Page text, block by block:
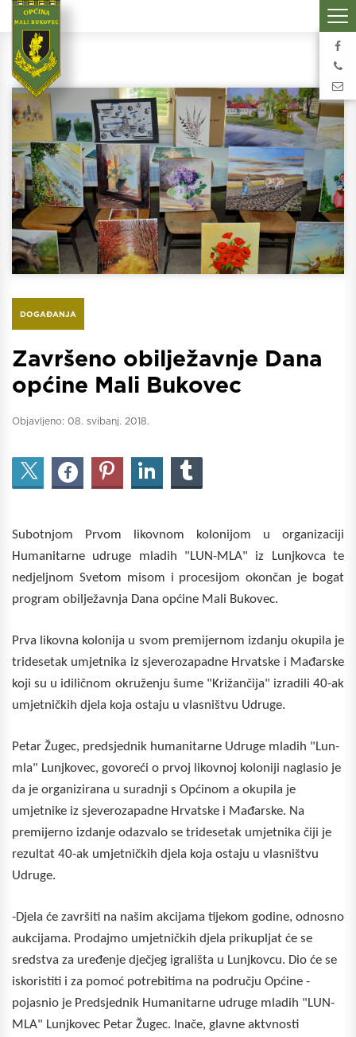
DOGAĐANJA
Završeno obilježavnje Dana
općine Mali Bukovec
Objavljeno: 08. svibanj. 2018.
Subotnjom Prvom likovnom kolonijom u organizaciji
Humanitarne udruge mladih "LUN-MLA" iz Lunjkovca te
nedjeljnom Svetom misom i procesijom okončan je bogat
program obilježavnja Dana općine Mali Bukovec.
Prva likovna kolonija u svom premijernom izdanju okupila je
tridesetak umjetnika iz sjeverozapadne Hrvatske i Mađarske
koji su u idiličnom okruženju šume "Križančija" izradili 40-ak
umjetničkih djela koja ostaju u vlasništvu Udruge.
Petar Žugec, predsjednik humanitarne Udruge mladih "Lun-
mla" Lunjkovec, govoreći o prvoj likovnoj koloniji naglasio je
da je organizirana u suradnji s Općinom a okupila je
umjetnike iz sjeverozapadne Hrvatske i Mađarske. Na
premijerno izdanje odazvalo se tridesetak umjetnika čiji je
rezultat 40-ak umjetničkih djela koja ostaju u vlasništvu
Udruge.
-Djela će završiti na našim akcijama tijekom godine, odnosno
aukcijama. Prodajmo umjetničkih djela prikupljat će se
sredstva za uređenje dječjeg igrališta u Lunjkovcu. Dio će se
iskoristiti i za pomoć potrebitima na području Općine -
pojasnio je Predsjednik Humanitarne udruge mladih "LUN-
MLA" Lunjkovec Petar Žugec. Inače, glavne aktvnosti